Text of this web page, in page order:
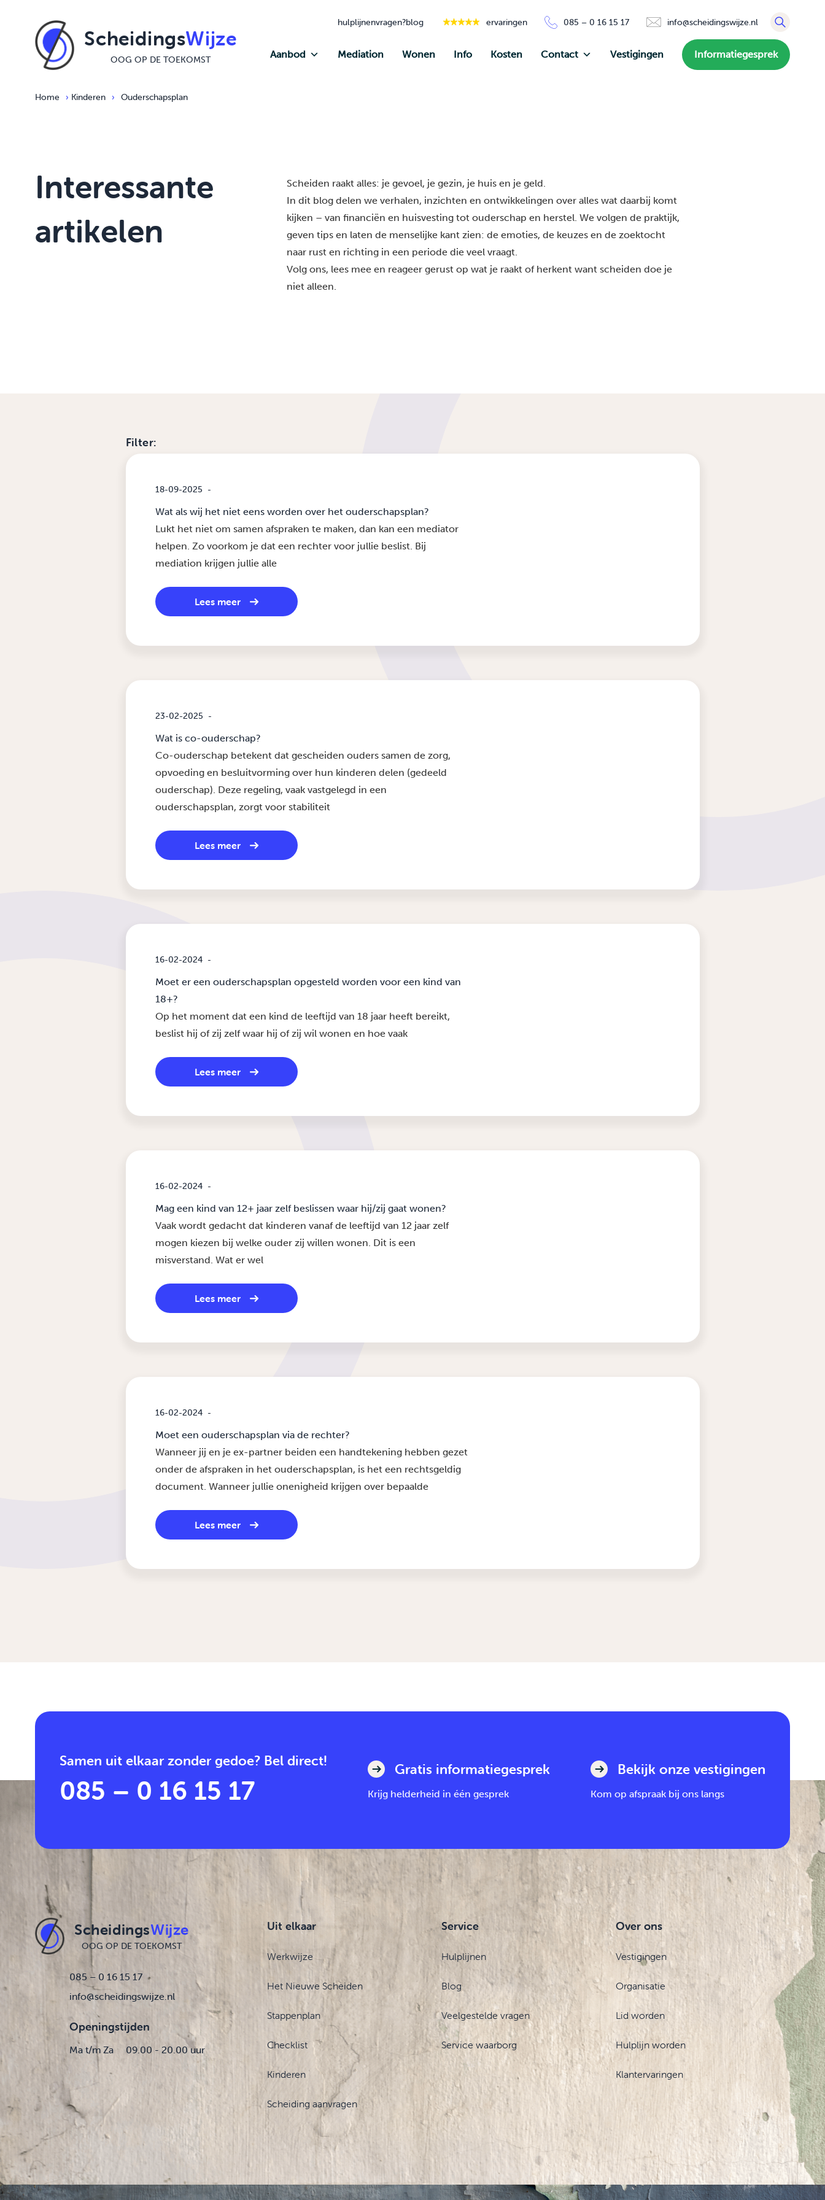
ScheidingsWijze
OOG OP DE TOEKOMST
hulplijnenvragen?blog ervaringen 085 – 0 16 15 17 info@scheidingswijze.nl
Aanbod Mediation Wonen Info Kosten Contact Vestigingen Informatiegesprek
Home › Kinderen › Ouderschapsplan
Interessante
artikelen
Scheiden raakt alles: je gevoel, je gezin, je huis en je geld.
In dit blog delen we verhalen, inzichten en ontwikkelingen over alles wat daarbij komt
kijken – van financiën en huisvesting tot ouderschap en herstel. We volgen de praktijk,
geven tips en laten de menselijke kant zien: de emoties, de keuzes en de zoektocht
naar rust en richting in een periode die veel vraagt.
Volg ons, lees mee en reageer gerust op wat je raakt of herkent want scheiden doe je
niet alleen.
Filter:
18-09-2025 -
Wat als wij het niet eens worden over het ouderschapsplan?
Lukt het niet om samen afspraken te maken, dan kan een mediator
helpen. Zo voorkom je dat een rechter voor jullie beslist. Bij
mediation krijgen jullie alle
Lees meer
23-02-2025 -
Wat is co-ouderschap?
Co-ouderschap betekent dat gescheiden ouders samen de zorg,
opvoeding en besluitvorming over hun kinderen delen (gedeeld
ouderschap). Deze regeling, vaak vastgelegd in een
ouderschapsplan, zorgt voor stabiliteit
Lees meer
16-02-2024 -
Moet er een ouderschapsplan opgesteld worden voor een kind van
18+?
Op het moment dat een kind de leeftijd van 18 jaar heeft bereikt,
beslist hij of zij zelf waar hij of zij wil wonen en hoe vaak
Lees meer
16-02-2024 -
Mag een kind van 12+ jaar zelf beslissen waar hij/zij gaat wonen?
Vaak wordt gedacht dat kinderen vanaf de leeftijd van 12 jaar zelf
mogen kiezen bij welke ouder zij willen wonen. Dit is een
misverstand. Wat er wel
Lees meer
16-02-2024 -
Moet een ouderschapsplan via de rechter?
Wanneer jij en je ex-partner beiden een handtekening hebben gezet
onder de afspraken in het ouderschapsplan, is het een rechtsgeldig
document. Wanneer jullie onenigheid krijgen over bepaalde
Lees meer
Samen uit elkaar zonder gedoe? Bel direct!
085 – 0 16 15 17
Gratis informatiegesprek
Krijg helderheid in één gesprek
Bekijk onze vestigingen
Kom op afspraak bij ons langs
ScheidingsWijze
OOG OP DE TOEKOMST
085 – 0 16 15 17
info@scheidingswijze.nl
Openingstijden
Ma t/m Za 09.00 - 20.00 uur
Uit elkaar
Werkwijze
Het Nieuwe Scheiden
Stappenplan
Checklist
Kinderen
Scheiding aanvragen
Service
Hulplijnen
Blog
Veelgestelde vragen
Service waarborg
Over ons
Vestigingen
Organisatie
Lid worden
Hulplijn worden
Klantervaringen